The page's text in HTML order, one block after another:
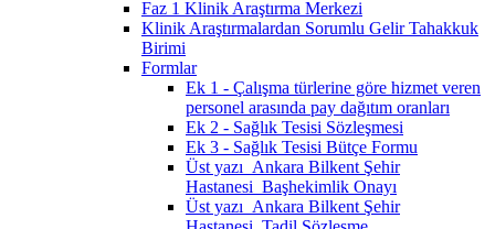
Faz 1 Klinik Araştırma Merkezi
Klinik Araştırmalardan Sorumlu Gelir Tahakkuk
Birimi
Formlar
Ek 1 - Çalışma türlerine göre hizmet veren
personel arasında pay dağıtım oranları
Ek 2 - Sağlık Tesisi Sözleşmesi
Ek 3 - Sağlık Tesisi Bütçe Formu
Üst yazı_Ankara Bilkent Şehir
Hastanesi_Başhekimlik Onayı
Üst yazı_Ankara Bilkent Şehir